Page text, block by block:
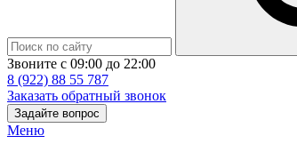
Звоните с 09:00 до 22:00
8 (922) 88 55 787
Заказать обратный звонок
Задайте вопрос
Меню